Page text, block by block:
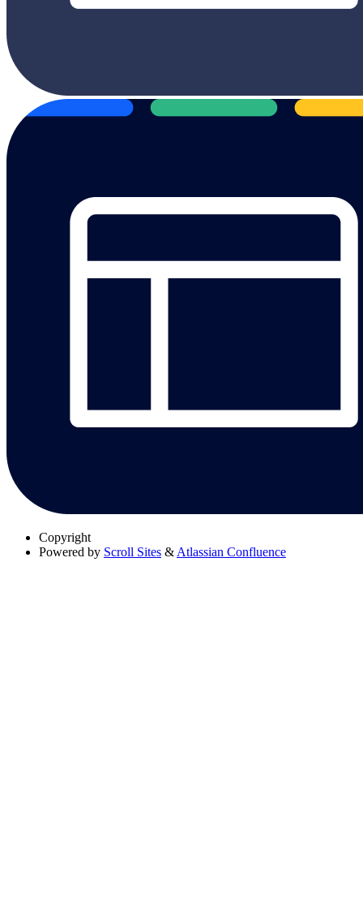
Copyright
Powered by Scroll Sites & Atlassian Confluence